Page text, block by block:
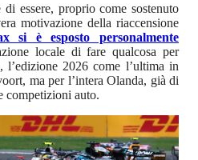
essere, proprio come sostenuto
motivazione della riaccensione
si è esposto personalmente
locale di fare qualcosa per
l’edizione 2026 come l’ultima in
ma per l’intera Olanda, già di
competizioni auto.